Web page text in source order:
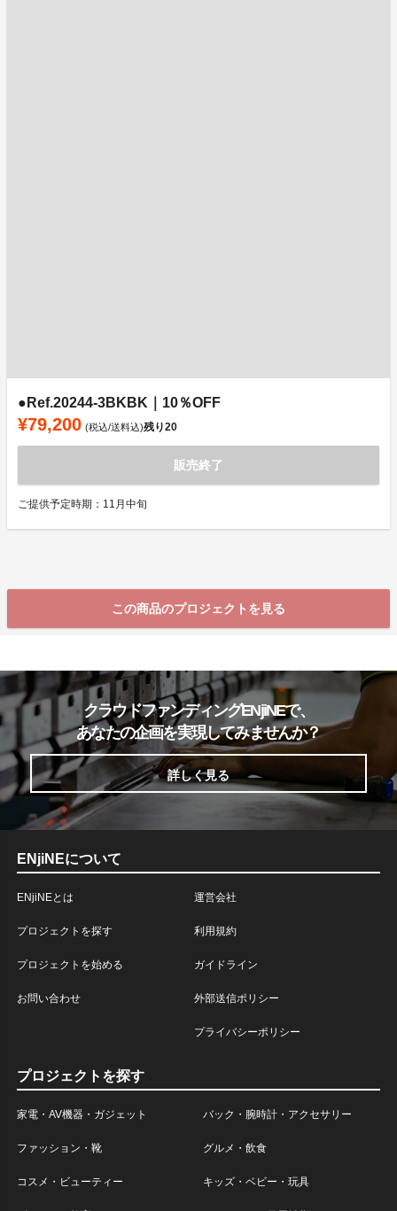
●Ref.20244-3BKBK｜10％OFF
¥79,200 (税込/送料込)残り20
販売終了
ご提供予定時期：11月中旬
この商品のプロジェクトを見る
クラウドファンディングENjiNEで、
あなたの企画を実現してみませんか？
詳しく見る
ENjiNEについて
ENjiNEとは
プロジェクトを探す
プロジェクトを始める
お問い合わせ
運営会社
利用規約
ガイドライン
外部送信ポリシー
プライバシーポリシー
プロジェクトを探す
家電・AV機器・ガジェット バック・腕時計・アクセサリー
ファッション・靴 グルメ・飲食
コスメ・ビューティー キッズ・ベビー・玩具